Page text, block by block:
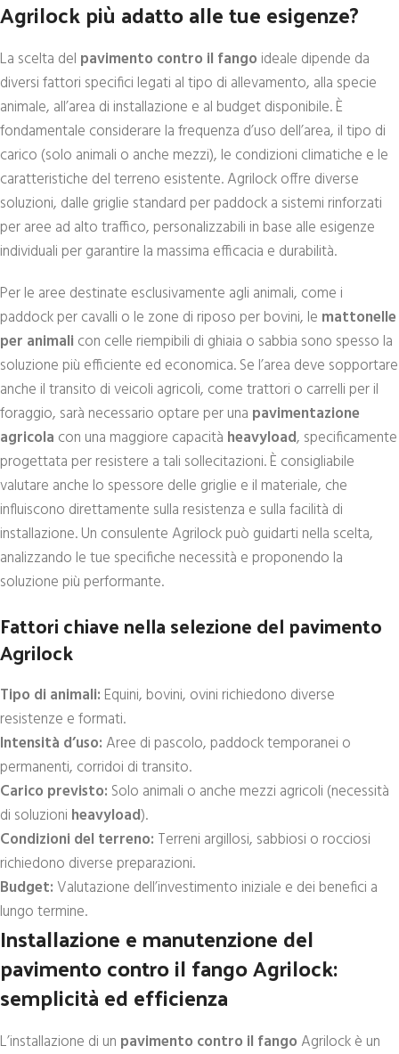
Agrilock più adatto alle tue esigenze?
La scelta del pavimento contro il fango ideale dipende da
diversi fattori specifici legati al tipo di allevamento, alla specie
animale, all’area di installazione e al budget disponibile. È
fondamentale considerare la frequenza d’uso dell’area, il tipo di
carico (solo animali o anche mezzi), le condizioni climatiche e le
caratteristiche del terreno esistente. Agrilock offre diverse
soluzioni, dalle griglie standard per paddock a sistemi rinforzati
per aree ad alto traffico, personalizzabili in base alle esigenze
individuali per garantire la massima efficacia e durabilità.
Per le aree destinate esclusivamente agli animali, come i
paddock per cavalli o le zone di riposo per bovini, le mattonelle
per animali con celle riempibili di ghiaia o sabbia sono spesso la
soluzione più efficiente ed economica. Se l’area deve sopportare
anche il transito di veicoli agricoli, come trattori o carrelli per il
foraggio, sarà necessario optare per una pavimentazione
agricola con una maggiore capacità heavyload, specificamente
progettata per resistere a tali sollecitazioni. È consigliabile
valutare anche lo spessore delle griglie e il materiale, che
influiscono direttamente sulla resistenza e sulla facilità di
installazione. Un consulente Agrilock può guidarti nella scelta,
analizzando le tue specifiche necessità e proponendo la
soluzione più performante.
Fattori chiave nella selezione del pavimento
Agrilock
Tipo di animali: Equini, bovini, ovini richiedono diverse
resistenze e formati.
Intensità d’uso:Aree di pascolo, paddock temporanei o
permanenti, corridoi di transito.
Carico previsto: Solo animali o anche mezzi agricoli (necessità
di soluzioni heavyload).
Condizioni del terreno: Terreni argillosi, sabbiosi o rocciosi
richiedono diverse preparazioni.
Budget: Valutazione dell’investimento iniziale e dei benefici a
lungo termine.
Installazione e manutenzione del
pavimento contro il fango Agrilock:
semplicità ed efficienza
L’installazione di un pavimento contro il fangoAgrilock è un